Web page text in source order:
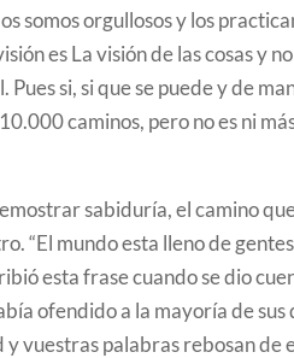
somos orgullosos y los
es La visión de las cosas y
Pues si, si que se puede y de
caminos, pero no es ni
sabiduría, el camino
“El mundo esta lleno de
esta frase cuando se dio
ofendido a la mayoría de sus
y vuestras palabras rebosan de